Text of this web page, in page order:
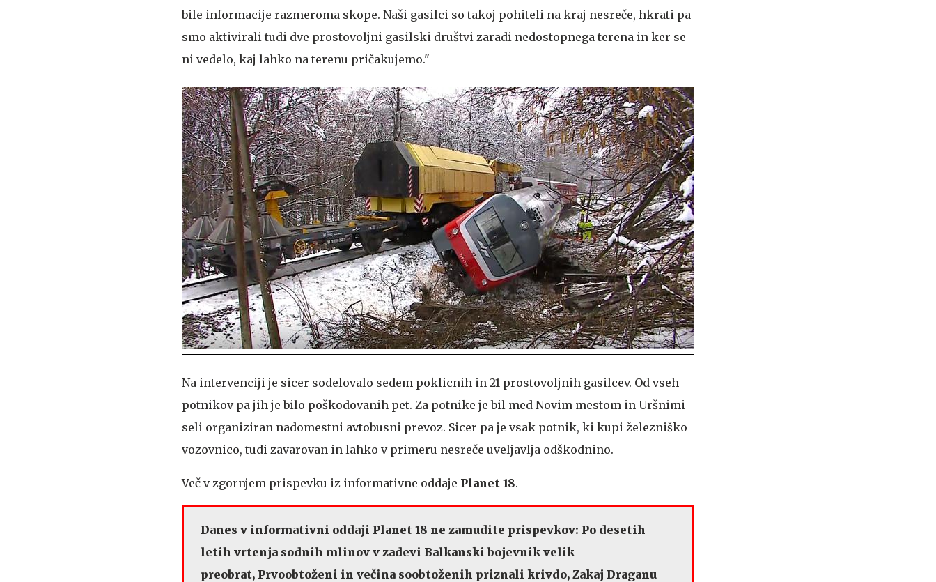
bile informacije razmeroma skope. Naši gasilci so takoj pohiteli na kraj nesreče, hkrati pa
smo aktivirali tudi dve prostovoljni gasilski društvi zaradi nedostopnega terena in ker se
ni vedelo, kaj lahko na terenu pričakujemo."
Na intervenciji je sicer sodelovalo sedem poklicnih in 21 prostovoljnih gasilcev. Od vseh
potnikov pa jih je bilo poškodovanih pet. Za potnike je bil med Novim mestom in Uršnimi
seli organiziran nadomestni avtobusni prevoz. Sicer pa je vsak potnik, ki kupi železniško
vozovnico, tudi zavarovan in lahko v primeru nesreče uveljavlja odškodnino.
Več v zgornjem prispevku iz informativne oddaje Planet 18.
Danes v informativni oddaji Planet 18 ne zamudite prispevkov: Po desetih
letih vrtenja sodnih mlinov v zadevi Balkanski bojevnik velik
preobrat, Prvoobtoženi in večina soobtoženih priznali krivdo, Zakaj Draganu